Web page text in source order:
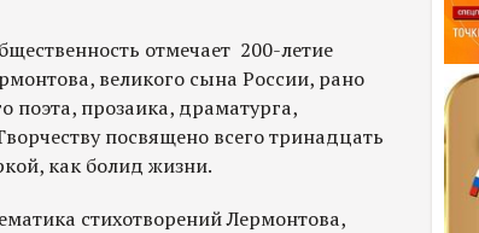
отмечает 200-летие
великого сына России, рано
поэта, прозаика, драматурга,
посвящено всего тринадцать
как болид жизни.
стихотворений Лермонтова,